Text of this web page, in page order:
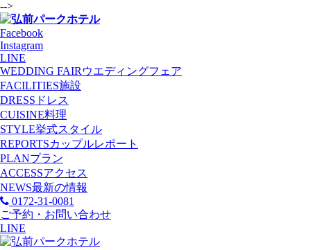
-->
Facebook
Instagram
LINE
WEDDING FAIR ウエディングフェア
FACILITIES施設
DRESS ドレス
CUISINE料理
STYLE挙式スタイル
REPORTSカップルレポート
PLANプラン
ACCESSアクセス
NEWS最新の情報
0172-31-0081
ご予約・お問い合わせ
LINE